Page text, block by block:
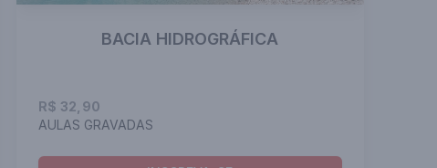
BACIA HIDROGRÁFICA
R$ 32,90
AULAS GRAVADAS